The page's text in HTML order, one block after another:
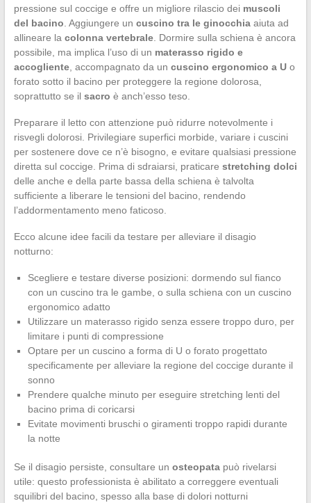
pressione sul coccige e offre un migliore rilascio dei muscoli
del bacino . Aggiungere un cuscino tra le ginocchiaaiuta ad
allineare la colonna vertebrale. Dormire sulla schiena è ancora
possibile, ma implica l’uso di un materasso rigido e
accogliente, accompagnato da un cuscino ergonomico a Uo
forato sotto il bacino per proteggere la regione dolorosa,
soprattutto se il sacro è anch’esso teso.
Preparare il letto con attenzione può ridurre notevolmente i
risvegli dolorosi. Privilegiare superfici morbide, variare i cuscini
per sostenere dove ce n’è bisogno, e evitare qualsiasi pressione
diretta sul coccige. Prima di sdraiarsi, praticare stretching dolci
delle anche e della parte bassa della schiena è talvolta
sufficiente a liberare le tensioni del bacino, rendendo
l’addormentamento meno faticoso.
Ecco alcune idee facili da testare per alleviare il disagio
notturno:
Scegliere e testare diverse posizioni: dormendo sul fianco
con un cuscino tra le gambe, o sulla schiena con un cuscino
ergonomico adatto
Utilizzare un materasso rigido senza essere troppo duro, per
limitare i punti di compressione
Optare per un cuscino a forma di U o forato progettato
specificamente per alleviare la regione del coccige durante il
sonno
Prendere qualche minuto per eseguire stretching lenti del
bacino prima di coricarsi
Evitate movimenti bruschi o giramenti troppo rapidi durante
la notte
Se il disagio persiste, consultare un osteopatapuò rivelarsi
utile: questo professionista è abilitato a correggere eventuali
squilibri del bacino, spesso alla base di dolori notturni